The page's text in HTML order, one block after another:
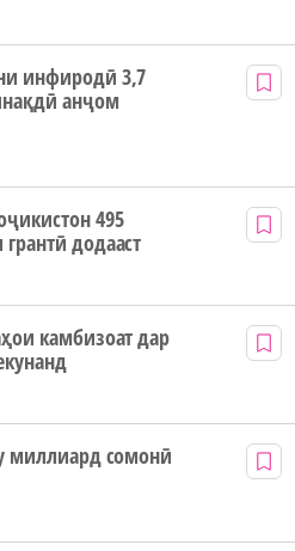
инфиродӣ 3,7
анҷом
495
додааст
камбизоат дар
миллиард сомонӣ